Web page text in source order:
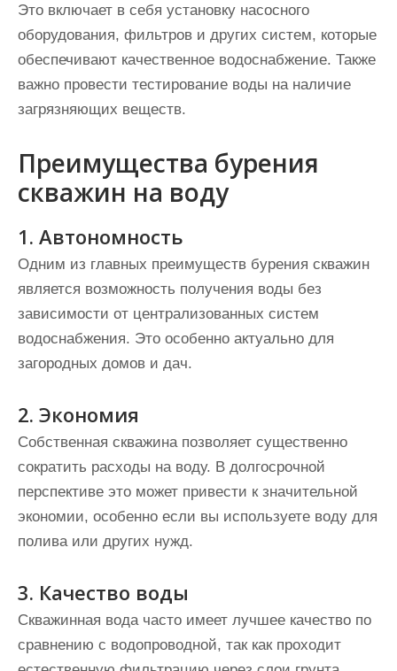
Это включает в себя установку насосного
оборудования, фильтров и других систем, которые
обеспечивают качественное водоснабжение. Также
важно провести тестирование воды на наличие
загрязняющих веществ.
Преимущества бурения
скважин на воду
1. Автономность
Одним из главных преимуществ бурения скважин
является возможность получения воды без
зависимости от централизованных систем
водоснабжения. Это особенно актуально для
загородных домов и дач.
2. Экономия
Собственная скважина позволяет существенно
сократить расходы на воду. В долгосрочной
перспективе это может привести к значительной
экономии, особенно если вы используете воду для
полива или других нужд.
3. Качество воды
Скважинная вода часто имеет лучшее качество по
сравнению с водопроводной, так как проходит